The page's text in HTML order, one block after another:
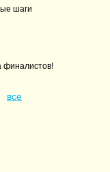
шаги
финалистов!
все